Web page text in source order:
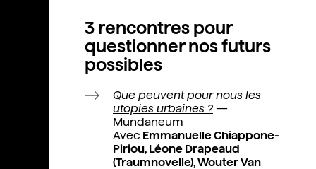
3 rencontres pour
questionner nos futurs
possibles
Que peuvent pour nous les
utopies urbaines ? —
Mundaneum
Avec Emmanuelle Chiappone-
Piriou, Léone Drapeaud
(Traumnovelle), Wouter Van